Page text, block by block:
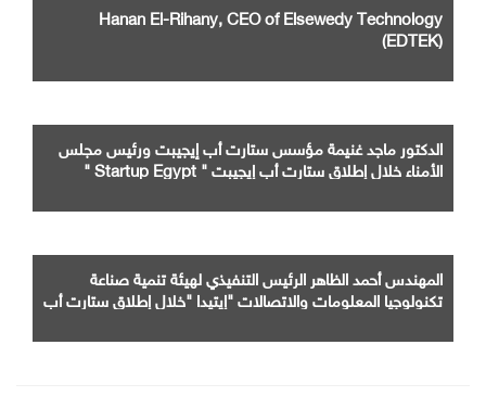
Hanan El-Rihany, CEO of Elsewedy Technology
(EDTEK)
الدكتور ماجد غنيمة مؤسس ستارت أب إيجيبت ورئيس مجلس
الأمناء خلال إطلاق ستارت أب إيجيبت " Startup Egypt "
الخارجية ، وأحمد كجوك وزير المالية ، والمهندس احمد الظاهر
المشروعات الصغيرة والمتوسطة والدكتور حسام عثمان نائب وزير
التعليم العالي والبحث العلمي..
المهندس أحمد الظاهر الرئيس التنفيذي لهيئة تنمية صناعة
تكنولوجيا المعلومات والاتصالات "إيتيدا "خلال إطلاق ستارت أب
صالح وزير الاستثمار والتجارة الخارجية ، وأحمد كجوك وزير المالية ،